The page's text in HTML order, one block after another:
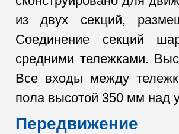
из двух секций,
Соединение секций
средними тележками.
Все входы между
пола высотой 350 мм над
Передвижение